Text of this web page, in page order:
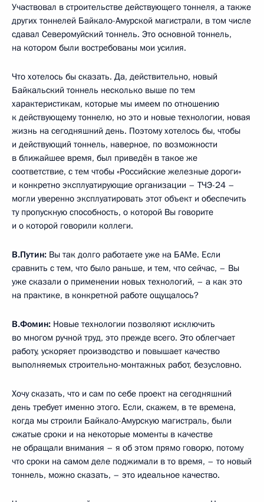
Участвовал в строительстве действующего тоннеля, а также
других тоннелей Байкало-Амурской магистрали, в том числе
сдавал Северомуйский тоннель. Это основной тоннель,
на котором были востребованы мои усилия.
Что хотелось бы сказать. Да, действительно, новый
Байкальский тоннель несколько выше по тем
характеристикам, которые мы имеем по отношению
к действующему тоннелю, но это и новые технологии, новая
жизнь на сегодняшний день. Поэтому хотелось бы, чтобы
и действующий тоннель, наверное, по возможности
в ближайшее время, был приведён в такое же
соответствие, с тем чтобы «Российские железные дороги»
и конкретно эксплуатирующие организации – ТЧЭ-24 –
могли уверенно эксплуатировать этот объект и обеспечить
ту пропускную способность, о которой Вы говорите
и о которой говорили коллеги.
В.Путин: Вы так долго работаете уже на БАМе. Если
сравнить с тем, что было раньше, и тем, что сейчас, – Вы
уже сказали о применении новых технологий, – а как это
на практике, в конкретной работе ощущалось?
В.Фомин: Новые технологии позволяют исключить
во многом ручной труд, это прежде всего. Это облегчает
работу, ускоряет производство и повышает качество
выполняемых строительно-монтажных работ, безусловно.
Хочу сказать, что и сам по себе проект на сегодняшний
день требует именно этого. Если, скажем, в те времена,
когда мы строили Байкало-Амурскую магистраль, были
сжатые сроки и на некоторые моменты в качестве
не обращали внимания – я об этом прямо говорю, потому
что сроки на самом деле поджимали в то время, – то новый
тоннель, можно сказать, – это идеальное качество.